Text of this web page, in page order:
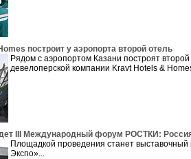
построит у аэропорта второй отель
Рядом с аэропортом Казани построят второй
девелоперской компании Kravt Hotels &
III Международный форум РОСТКИ:
Площадкой проведения станет выставочный
Экспо»...